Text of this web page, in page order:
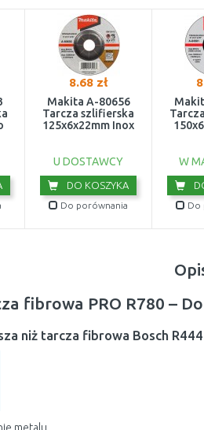
8.68 zł
Makita A-80656
Tarcza szlifierska
125x6x22mm Inox
U DOSTAWCY
DO KOSZYKA
Do porównania
W
Do
fibrowa PRO R780 –
niż tarcza fibrowa Bosch R444